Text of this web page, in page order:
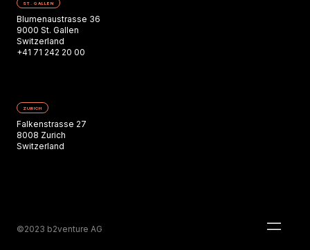
ST. GALLEN
Blumenaustrasse 36
9000 St. Gallen
Switzerland
+41 71 242 20 00
ZURICH
Falkenstrasse 27
8008 Zurich
Switzerland
©2023 b2venture AG